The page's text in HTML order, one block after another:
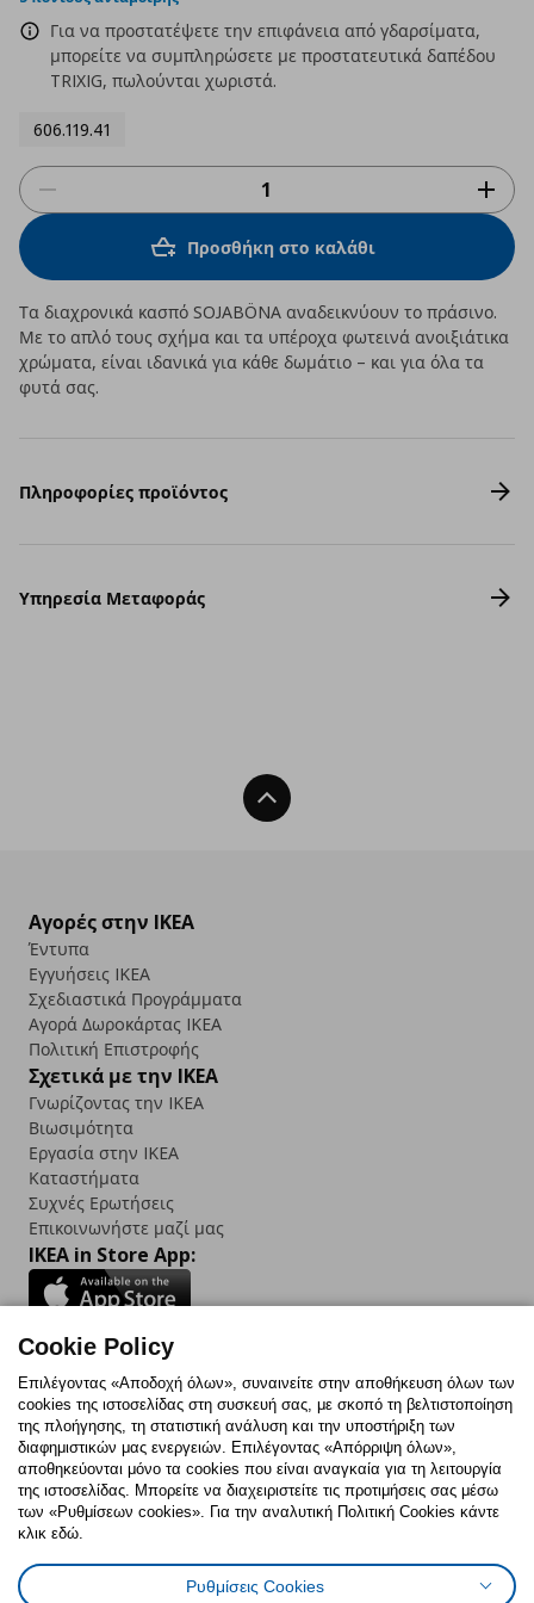
Για να προστατέψετε την επιφάνεια από γδαρσίματα,
μπορείτε να συμπληρώσετε με προστατευτικά δαπέδου
TRIXIG, πωλούνται χωριστά.
606.119.41
Προσθήκη στο καλάθι
Τα διαχρονικά κασπό SOJABÖNA αναδεικνύουν το πράσινο.
Με το απλό τους σχήμα και τα υπέροχα φωτεινά ανοιξιάτικα
χρώματα, είναι ιδανικά για κάθε δωμάτιο – και για όλα τα
φυτά σας.
Πληροφορίες προϊόντος
Υπηρεσία Μεταφοράς
Back To Top
Αγορές στην IKEA
Έντυπα
Εγγυήσεις IKEA
Σχεδιαστικά Προγράμματα
Αγορά Δωρoκάρτας IKEA
Πολιτική Επιστροφής
Σχετικά με την IKEA
Γνωρίζοντας την IKEA
Βιωσιμότητα
Εργασία στην IKEA
Καταστήματα
Συχνές Ερωτήσεις
Επικοινωνήστε μαζί μας
IKEA in Store App:
Follow us:
FacebookInstagram
TikTokYoutubePinterestTwitter
Πολιτική CookiesΔήλωση ψηφιακής προσβασιμότητας
Ρυθμίσεις cookiesΌροι Χρήσης
Cookie Policy
Επιλέγοντας «Αποδοχή όλων», συναινείτε στην αποθήκευση όλων των
cookies της ιστοσελίδας στη συσκευή σας, με σκοπό τη βελτιστοποίηση
της πλοήγησης, τη στατιστική ανάλυση και την υποστήριξη των
διαφημιστικών μας ενεργειών. Επιλέγοντας «Απόρριψη όλων»,
αποθηκεύονται μόνο τα cookies που είναι αναγκαία για τη λειτουργία
της ιστοσελίδας. Μπορείτε να διαχειριστείτε τις προτιμήσεις σας μέσω
των «Ρυθμίσεων cookies». Για την αναλυτική Πολιτική Cookies κάντε
κλικ εδώ.
Ρυθμίσεις Cookies